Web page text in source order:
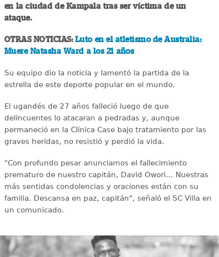
en la ciudad de Kampala tras ser víctima de un
ataque.
OTRAS NOTICIAS: Luto en el atletismo de Australia:
Muere Natasha Ward a los 21 años
Su equipo dio la noticia y lamentó la partida de la
estrella de este deporte popular en el mundo.
El ugandés de 27 años falleció luego de que
delincuentes lo atacaran a pedradas y, aunque
permaneció en la Clínica Case bajo tratamiento por las
graves heridas, no resistió y perdió la vida.
"Con profundo pesar anunciamos el fallecimiento
prematuro de nuestro capitán, David Owori... Nuestras
más sentidas condolencias y oraciones están con su
familia. Descansa en paz, capitán", señaló el SC Villa en
un comunicado.